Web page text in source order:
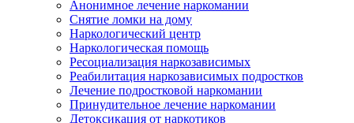
Анонимное лечение наркомании
Снятие ломки на дому
Наркологический центр
Наркологическая помощь
Ресоциализация наркозависимых
Реабилитация наркозависимых подростков
Лечение подростковой наркомании
Принудительное лечение наркомании
Детоксикация от наркотиков